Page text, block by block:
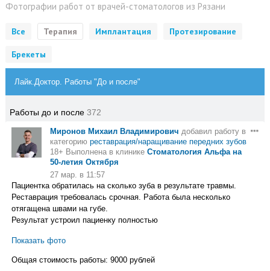
Фотографии работ от врачей-стоматологов из Рязани
Все Терапия Имплантация Протезирование
Брекеты